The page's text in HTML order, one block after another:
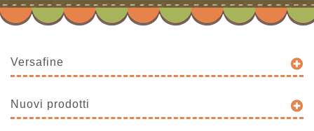
Versafine
Nuovi prodotti